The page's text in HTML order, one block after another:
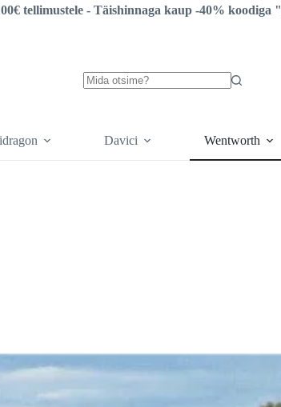
tellimustele - Täishinnaga kaup -40% koodiga "
Davici Wentworth